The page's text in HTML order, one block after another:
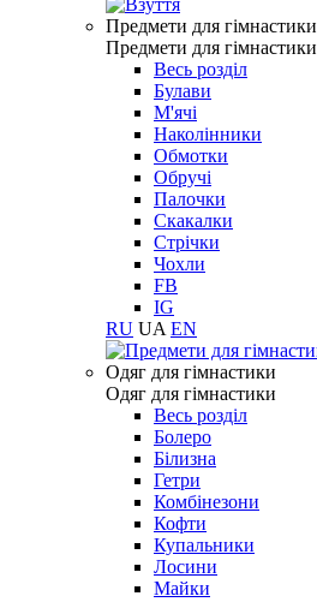
Предмети для гімнастики
Предмети для гімнастики
Весь розділ
Булави
М'ячі
Наколінники
Обмотки
Обручі
Палочки
Скакалки
Стрічки
Чохли
FB
IG
RU UA EN
Одяг для гімнастики
Одяг для гімнастики
Весь розділ
Болеро
Білизна
Гетри
Комбінезони
Кофти
Купальники
Лосини
Майки